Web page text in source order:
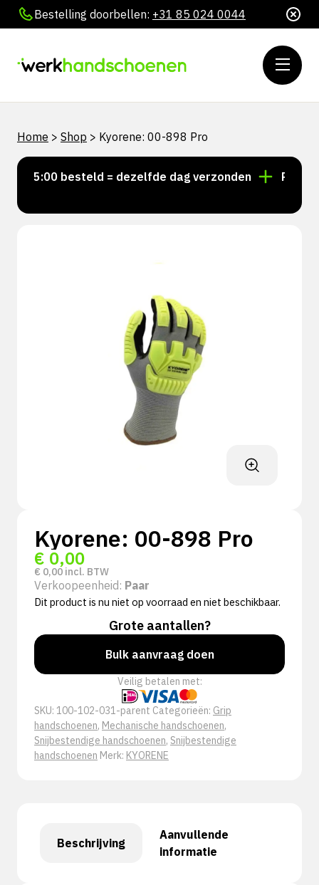
Bestelling doorbellen: +31 85 024 0044
Home > Shop > Kyorene: 00-898 Pro
15:00 besteld = dezelfde dag verzonden
Kyorene: 00-898 Pro
€ 0,00
€ 0,00 incl. BTW
Verkoopeenheid: Paar
Dit product is nu niet op voorraad en niet beschikbaar.
Grote aantallen?
Bulk aanvraag doen
Veilig betalen met:
SKU: 100-102-031-parent Categorieën: Grip
handschoenen, Mechanische handschoenen,
Snijbestendige handschoenen, Snijbestendige
handschoenen Merk: KYORENE
Beschrijving
Aanvullende
informatie